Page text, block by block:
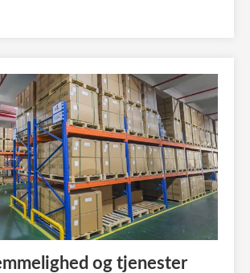
og tjenester